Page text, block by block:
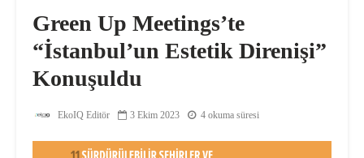
Green Up Meetings’te
“İstanbul’un Estetik Direnişi”
Konuşuldu
EkoIQ Editör 3 Ekim 2023 4 okuma süresi